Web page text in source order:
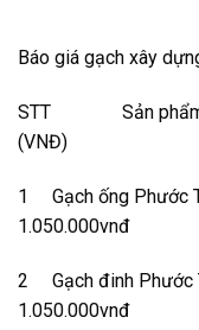
Báo giá gạch xây
STT Sản
(VNĐ)
1 Gạch ống
1.050.000vnđ
2 Gạch đinh
1.050.000vnđ